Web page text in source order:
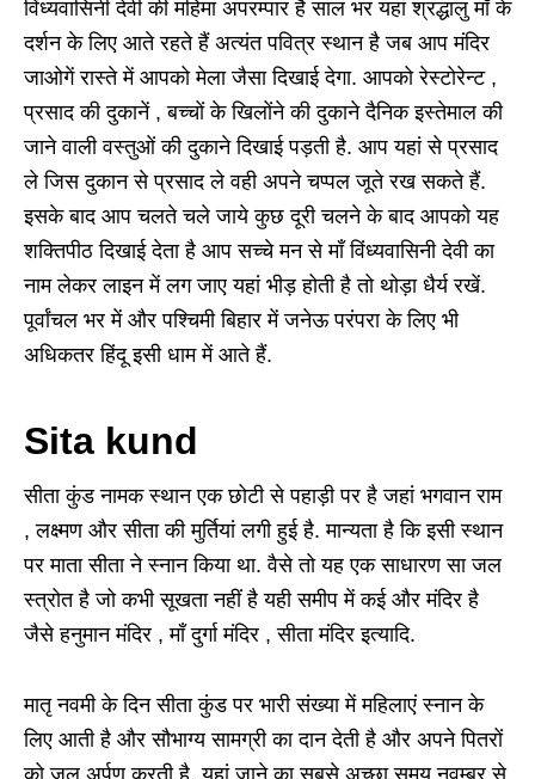
विंध्यवासिनी देवी की महिमा अपरम्पार है साल भर यहां श्रद्धालु माँ के
दर्शन के लिए आते रहते हैं अत्यंत पवित्र स्थान है जब आप मंदिर
जाओगें रास्ते में आपको मेला जैसा दिखाई देगा. आपको रेस्टोरेन्ट ,
प्रसाद की दुकानें , बच्चों के खिलोंने की दुकाने दैनिक इस्तेमाल की
जाने वाली वस्तुओं की दुकाने दिखाई पड़ती है. आप यहां से प्रसाद
ले जिस दुकान से प्रसाद ले वही अपने चप्पल जूते रख सकते हैं.
इसके बाद आप चलते चले जाये कुछ दूरी चलने के बाद आपको यह
शक्तिपीठ दिखाई देता है आप सच्चे मन से माँ विंध्यवासिनी देवी का
नाम लेकर लाइन में लग जाए यहां भीड़ होती है तो थोड़ा धैर्य रखें.
पूर्वांचल भर में और पश्चिमी बिहार में जनेऊ परंपरा के लिए भी
अधिकतर हिंदू इसी धाम में आते हैं.
Sita kund
सीता कुंड नामक स्थान एक छोटी से पहाड़ी पर है जहां भगवान राम
, लक्ष्मण और सीता की मुर्तियां लगी हुई है. मान्यता है कि इसी स्थान
पर माता सीता ने स्नान किया था. वैसे तो यह एक साधारण सा जल
स्त्रोत है जो कभी सूखता नहीं है यही समीप में कई और मंदिर है
जैसे हनुमान मंदिर , माँ दुर्गा मंदिर , सीता मंदिर इत्यादि.
मातृ नवमी के दिन सीता कुंड पर भारी संख्या में महिलाएं स्नान के
लिए आती है और सौभाग्य सामग्री का दान देती है और अपने पितरों